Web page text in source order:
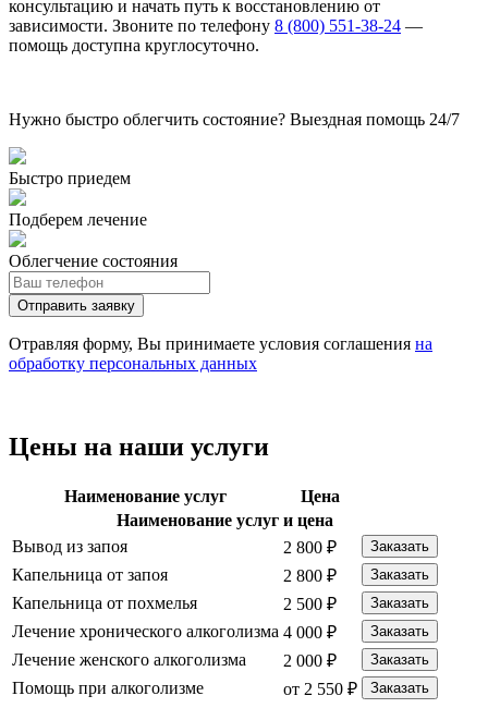
консультацию и начать путь к восстановлению от
зависимости. Звоните по телефону 8 (800) 551-38-24 —
помощь доступна круглосуточно.
Нужно быстро облегчить состояние? Выездная помощь 24/7
Быстро приедем
Подберем лечение
Облегчение состояния
Отправить заявку
Отравляя форму, Вы принимаете условия соглашения на
обработку персональных данных
Цены на наши услуги
Наименование услуг
Цена
Наименование услуг и цена
Вывод из запоя
2 800 ₽ Заказать
Капельница от запоя 2 800 ₽ Заказать
Капельница от похмелья 2 500 ₽ Заказать
Лечение хронического алкоголизма 4 000 ₽ Заказать
Лечение женского алкоголизма 2 000 ₽ Заказать
Помощь при алкоголизме от 2 550 ₽ Заказать